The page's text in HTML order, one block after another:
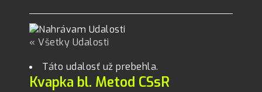
« Všetky Udalosti
Táto udalosť už prebehla.
Kvapka bl. Metod CSsR